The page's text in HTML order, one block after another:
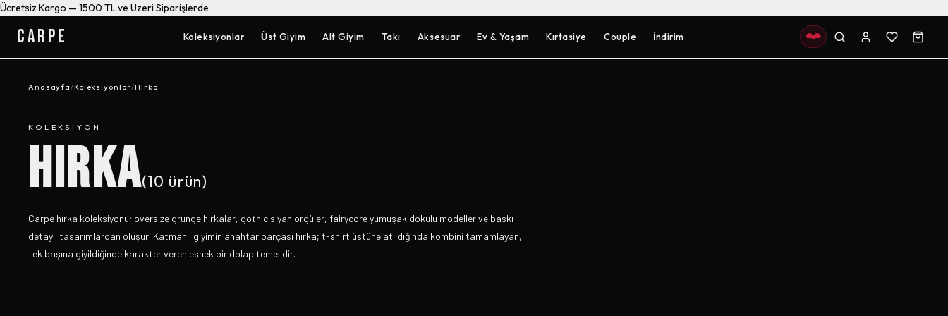
Ücretsiz Kargo — 1500 TL ve Üzeri Siparişlerde
CARPE Koleksiyonlar Üst Giyim Alt Giyim Takı Aksesuar Ev & Yaşam Kırtasiye Couple İndirim
Anasayfa/Koleksiyonlar/Hırka
KOLEKSIYON
HIRKA(10 ürün)
Carpe hırka koleksiyonu; oversize grunge hırkalar, gothic siyah örgüler, fairycore yumuşak dokulu modeller ve baskı
detaylı tasarımlardan oluşur. Katmanlı giyimin anahtar parçası hırka; t-shirt üstüne atıldığında kombini tamamlayan,
tek başına giyildiğinde karakter veren esnek bir dolap temelidir.